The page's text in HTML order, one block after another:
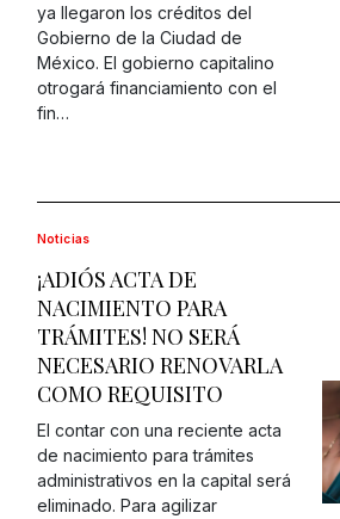
ya llegaron los créditos del
Gobierno de la Ciudad de
México. El gobierno capitalino
otrogará financiamiento con el
fin…
Noticias
¡ADIÓS ACTA DE
NACIMIENTO PARA
TRÁMITES! NO SERÁ
NECESARIO RENOVARLA
COMO REQUISITO
El contar con una reciente acta
de nacimiento para trámites
administrativos en la capital será
eliminado. Para agilizar